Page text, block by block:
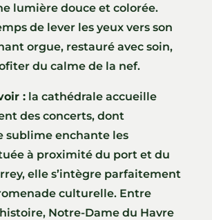
lumière douce et colorée.
de lever les yeux vers son
orgue, restauré avec soin,
du calme de la nef.
:la cathédrale accueille
des concerts, dont
sublime enchante les
à proximité du port et du
elle s’intègre parfaitement
culturelle. Entre
Notre-Dame du Havre